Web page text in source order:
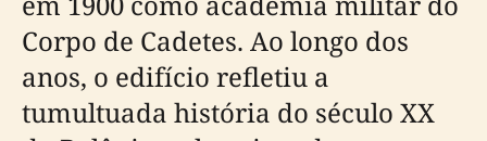
Corpo de Cadetes. Ao longo dos
anos, o edifício refletiu a
tumultuada história do século XX